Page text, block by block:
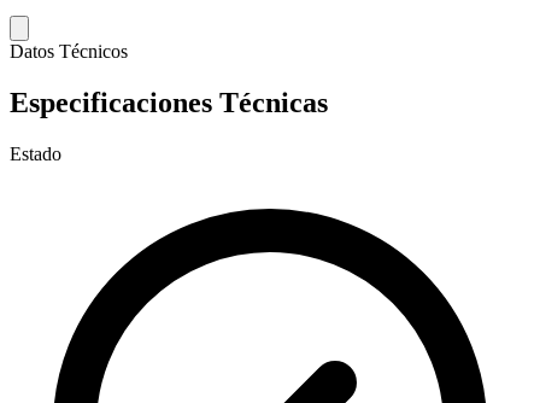
Datos Técnicos
Especificaciones Técnicas
Estado